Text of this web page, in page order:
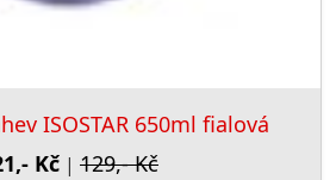
ISOSTAR 650ml fialová
Kč | 129,- Kč